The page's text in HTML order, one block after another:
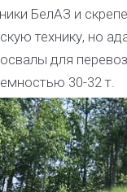
БелАЗ и
технику, но
для
30-32 т.